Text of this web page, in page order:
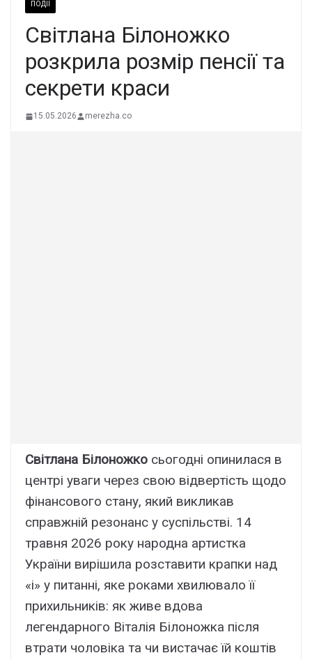
ПОДІЇ
Світлана Білоножко
розкрила розмір пенсії та
секрети краси
15.05.2026 merezha.co
Світлана Білоножко сьогодні опинилася в
центрі уваги через свою відвертість щодо
фінансового стану, який викликав
справжній резонанс у суспільстві. 14
травня 2026 року народна артистка
України вирішила розставити крапки над
«і» у питанні, яке роками хвилювало її
прихильників: як живе вдова
легендарного Віталія Білоножка після
втрати чоловіка та чи вистачає їй коштів